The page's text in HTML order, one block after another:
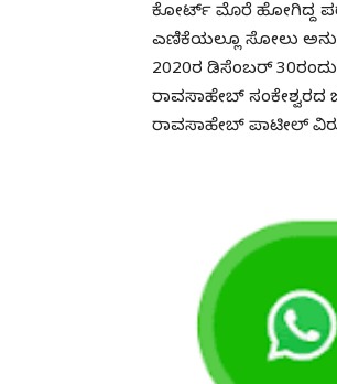
ಕೋರ್ಟ್ ಮೊರೆ ಹೋಗಿದ್ದ
ಎಣಿಕೆಯಲ್ಲೂ ಸೋಲು
2020ರ ಡಿಸೆಂಬರ್
ರಾವಸಾಹೇಬ್
ರಾವಸಾಹೇಬ್ ಪಾಟೀಲ್